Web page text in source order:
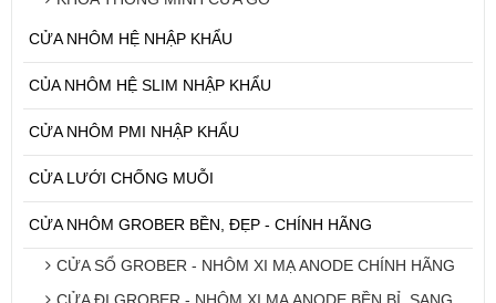
CỬA NHÔM HỆ NHẬP KHẨU
CỦA NHÔM HỆ SLIM NHẬP KHẨU
CỬA NHÔM PMI NHẬP KHẨU
CỬA LƯỚI CHỐNG MUỖI
CỬA NHÔM GROBER BỀN, ĐẸP - CHÍNH HÃNG
CỬA SỔ GROBER - NHÔM XI MẠ ANODE CHÍNH HÃNG